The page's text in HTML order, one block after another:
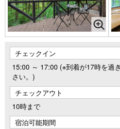
チェックイン
15:00 ～ 17:00 (※到着が17時を過
さい。)
チェックアウト
10時まで
宿泊可能期間